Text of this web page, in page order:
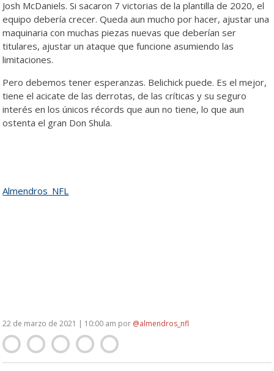
Josh McDaniels. Si sacaron 7 victorias de la plantilla de 2020, el
equipo debería crecer. Queda aun mucho por hacer, ajustar una
maquinaria con muchas piezas nuevas que deberían ser
titulares, ajustar un ataque que funcione asumiendo las
limitaciones.
Pero debemos tener esperanzas. Belichick puede. Es el mejor,
tiene el acicate de las derrotas, de las críticas y su seguro
interés en los únicos récords que aun no tiene, lo que aun
ostenta el gran Don Shula.
Almendros_NFL
22 de marzo de 2021 | 10:00 am por @almendros_nfl